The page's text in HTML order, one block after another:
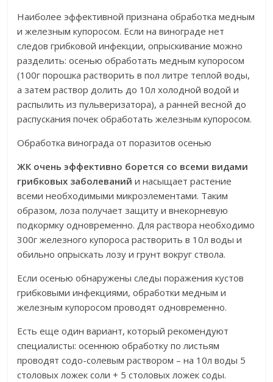
Наиболее эффективной признана обработка медным
и железным купоросом. Если на винограде нет
следов грибковой инфекции, опрыскивание можно
разделить: осенью обработать медным купоросом
(100г порошка растворить в пол литре теплой воды,
а затем раствор долить до 10л холодной водой и
распылить из пульверизатора), а ранней весной до
распускания почек обработать железным купоросом.
Обработка винограда от поразитов осенью
ЖК очень эффективно борется со всеми видами
грибковых заболеваний и насыщает растение
всеми необходимыми микроэлементами. Таким
образом, лоза получает защиту и внекорневую
подкормку одновременно. Для раствора необходимо
300г железного купороса растворить в 10л воды и
обильно опрыскать лозу и грунт вокруг ствола.
Если осенью обнаружены следы поражения кустов
грибковыми инфекциями, обработки медным и
железным купоросом проводят одновременно.
Есть еще один вариант, который рекомендуют
специалисты: осеннюю обработку по листьям
проводят содо-солевым раствором – на 10л воды 5
столовых ложек соли + 5 столовых ложек соды.